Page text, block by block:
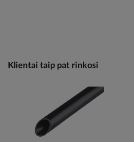
Klientai taip pat rinkosi